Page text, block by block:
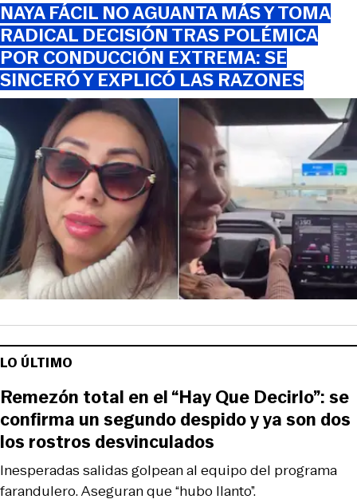
NAYA FÁCIL NO AGUANTA MÁS Y TOMA
RADICAL DECISIÓN TRAS POLÉMICA
POR CONDUCCIÓN EXTREMA: SE
SINCERÓ Y EXPLICÓ LAS RAZONES
LO ÚLTIMO
Inesperadas salidas golpean al equipo del programa
farandulero. Aseguran que “hubo llanto”.
Remezón total en el “Hay Que Decirlo”: se
confirma un segundo despido y ya son dos
los rostros desvinculados